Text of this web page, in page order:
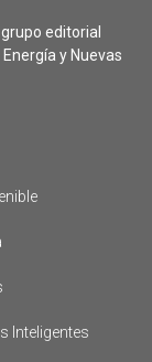
editorial
y Nuevas
Inteligentes